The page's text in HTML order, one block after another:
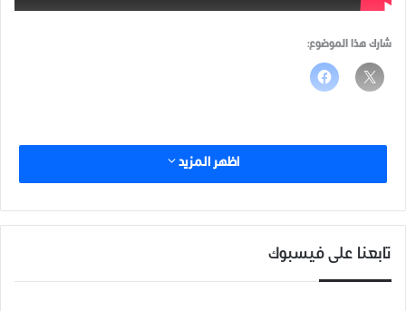
شارك هذا الموضوع:
اظهر المزيد
تابعنا على فيسبوك